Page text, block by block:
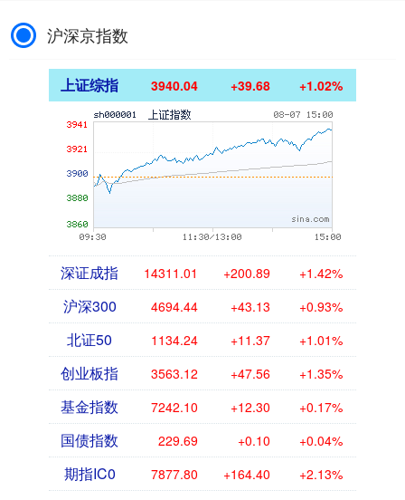
沪深京指数
上证综指 3940.04 +39.68 +1.02%
深证成指 14311.01 +200.89 +1.42%
沪深300 4694.44 +43.13 +0.93%
北证50 1134.24 +11.37 +1.01%
创业板指 3563.12 +47.56 +1.35%
基金指数 7242.10 +12.30 +0.17%
国债指数 229.69 +0.10 +0.04%
期指IC0 7877.80 +164.40 +2.13%